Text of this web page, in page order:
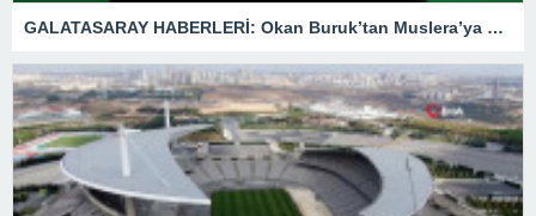
GALATASARAY HABERLERİ: Okan Buruk’tan Muslera’ya özel görev